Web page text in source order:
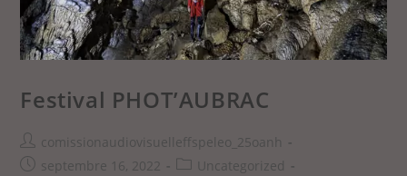
Festival PHOT’AUBRAC
comissionaudiovisuelleffspeleo_25oanh
septembre 16, 2022
Uncategorized